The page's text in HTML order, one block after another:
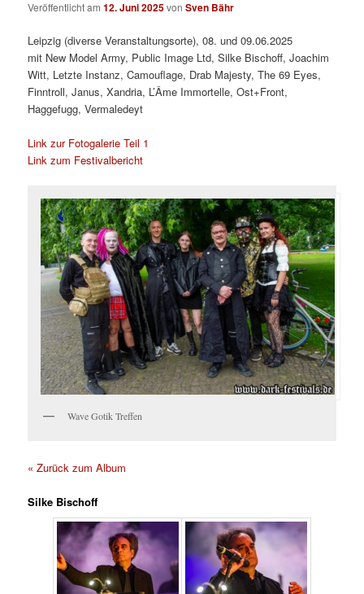
Veröffentlicht am12. Juni 2025vonSven Bähr
Leipzig (diverse Veranstaltungsorte), 08. und 09.06.2025
mit New Model Army, Public Image Ltd, Silke Bischoff, Joachim
Witt, Letzte Instanz, Camouflage, Drab Majesty, The 69 Eyes,
Finntroll, Janus, Xandria, L’Âme Immortelle, Ost+Front,
Haggefugg, Vermaledeyt
Link zur Fotogalerie Teil 1
Link zum Festivalbericht
Wave Gotik Treffen
« Zurück zum Album
Silke Bischoff